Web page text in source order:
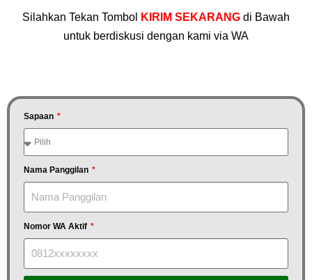
Silahkan Tekan Tombol KIRIM SEKARANG di Bawah
untuk berdiskusi dengan kami via WA
Sapaan
Nama Panggilan
Nomor WA Aktif